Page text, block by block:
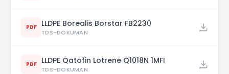
PDF LLDPE Borealis Borstar FB2230
TDS-DOKUMAN
PDF LLDPE Qatofin Lotrene Q1018N 1MFI
TDS-DOKUMAN